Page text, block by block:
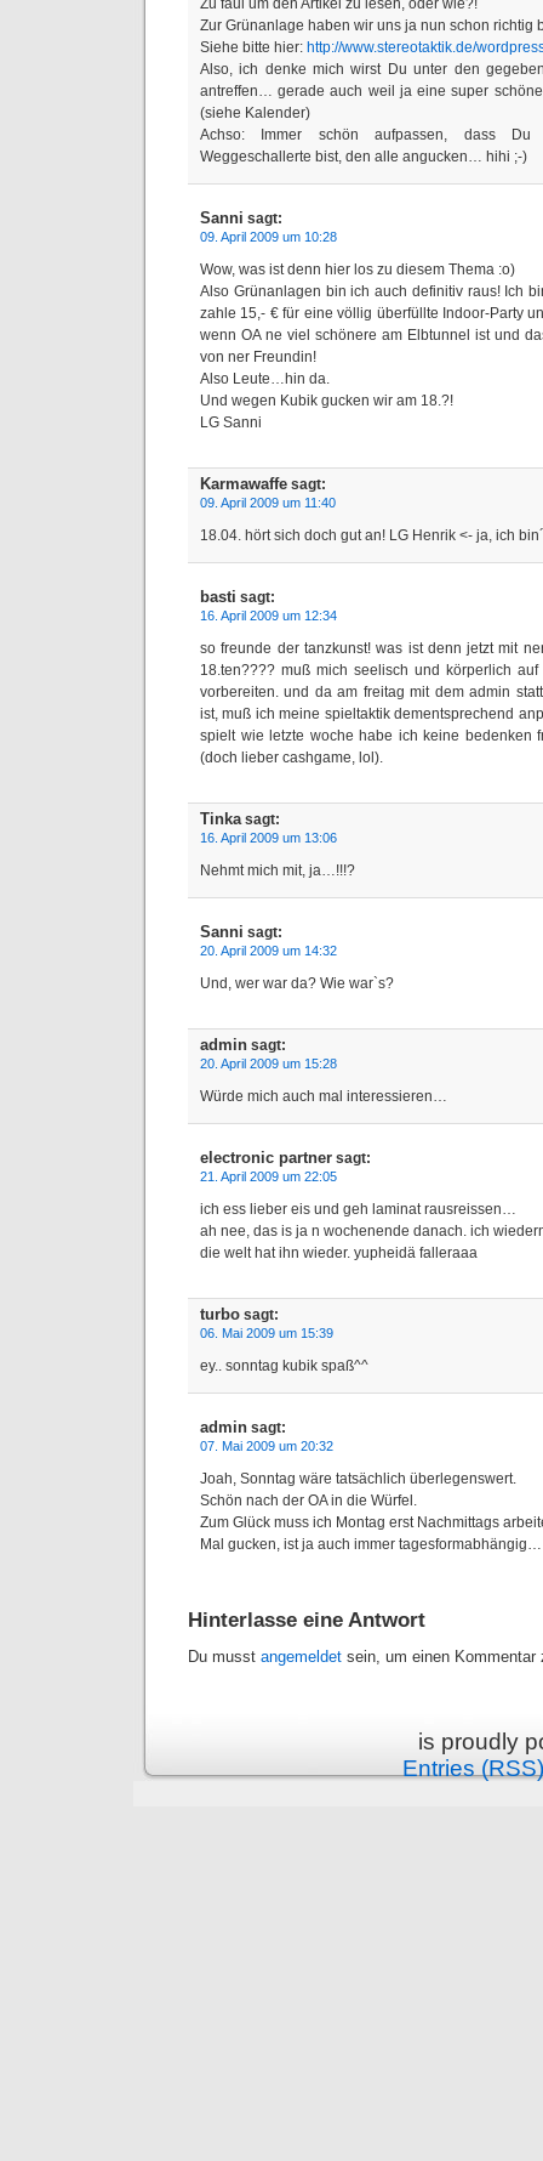
Zu faul um den Artikel zu lesen, oder wie?!
Zur Grünanlage haben wir uns ja nun schon richtig
Siehe bitte hier: http://www.stereotaktik.de/
Also, ich denke mich wirst Du unter den
antreffen… gerade auch weil ja eine super schöne
(siehe Kalender)
Achso: Immer schön aufpassen, dass
Weggeschallerte bist, den alle angucken… hihi ;-)
Sanni sagt:
09. April 2009 um 10:28
Wow, was ist denn hier los zu diesem Thema :o)
Also Grünanlagen bin ich auch definitiv raus! Ich
zahle 15,- € für eine völlig überfüllte Indoor-Party
wenn OA ne viel schönere am Elbtunnel ist und
von ner Freundin!
Also Leute…hin da.
Und wegen Kubik gucken wir am 18.?!
LG Sanni
Karmawaffe sagt:
09. April 2009 um 11:40
18.04. hört sich doch gut an! LG Henrik <- ja, ich
basti sagt:
16. April 2009 um 12:34
so freunde der tanzkunst! was ist denn jetzt mit
18.ten???? muß mich seelisch und körperlich
vorbereiten. und da am freitag mit dem admin
ist, muß ich meine spieltaktik dementsprechend
spielt wie letzte woche habe ich keine bedenken
(doch lieber cashgame, lol).
Tinkasagt:
16. April 2009 um 13:06
Nehmt mich mit, ja…!!!?
Sanni sagt:
20. April 2009 um 14:32
Und, wer war da? Wie war`s?
admin sagt:
20. April 2009 um 15:28
Würde mich auch mal interessieren…
electronic partner sagt:
21. April 2009 um 22:05
ich ess lieber eis und geh laminat rausreissen…
ah nee, das is ja n wochenende danach. ich
die welt hat ihn wieder. yupheidä falleraaa
turbo sagt:
06. Mai 2009 um 15:39
ey.. sonntag kubik spaß^^
admin sagt:
07. Mai 2009 um 20:32
Joah, Sonntag wäre tatsächlich überlegenswert.
Schön nach der OA in die Würfel.
Zum Glück muss ich Montag erst Nachmittags
Mal gucken, ist ja auch immer
Hinterlasse eine Antwort
Du musst angemeldet sein, um einen Kommentar
is proudly
Entries (RSS)